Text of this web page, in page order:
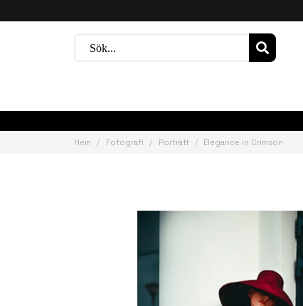
Hem Fotografi Porträtt Elegance in Crimson